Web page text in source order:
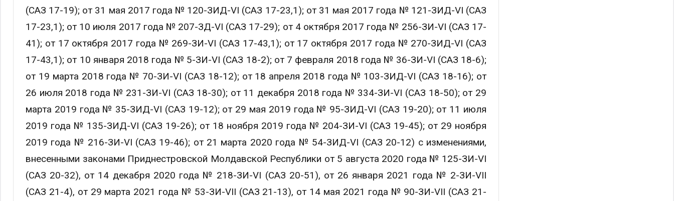
(САЗ 17-19); от 31 мая 2017 года № 120-ЗИД-VI (САЗ 17-23,1); от 31 мая 2017 года № 121-ЗИД-VI (САЗ
17-23,1); от 10 июля 2017 года № 207-ЗД-VI (САЗ 17-29); от 4 октября 2017 года № 256-ЗИ-VI (САЗ 17-
41); от 17 октября 2017 года № 269-ЗИ-VI (САЗ 17-43,1); от 17 октября 2017 года № 270-ЗИД-VI (САЗ
17-43,1); от 10 января 2018 года № 5-ЗИ-VI (САЗ 18-2); от 7 февраля 2018 года № 36-ЗИ-VI (САЗ 18-6);
от 19 марта 2018 года № 70-ЗИ-VI (САЗ 18-12); от 18 апреля 2018 года № 103-ЗИД-VI (САЗ 18-16); от
26 июля 2018 года № 231-ЗИ-VI (САЗ 18-30); от 11 декабря 2018 года № 334-ЗИ-VI (САЗ 18-50); от 29
марта 2019 года № 35-ЗИД-VI (САЗ 19-12); от 29 мая 2019 года № 95-ЗИД-VI (САЗ 19-20); от 11 июля
2019 года № 135-ЗИД-VI (САЗ 19-26); от 18 ноября 2019 года № 204-ЗИ-VI (САЗ 19-45); от 29 ноября
2019 года № 216-ЗИ-VI (САЗ 19-46); от 21 марта 2020 года № 54-ЗИД-VI (САЗ 20-12) с изменениями,
внесенными законами Приднестровской Молдавской Республики от 5 августа 2020 года № 125-ЗИ-VI
(САЗ 20-32), от 14 декабря 2020 года № 218-ЗИ-VI (САЗ 20-51), от 26 января 2021 года № 2-ЗИ-VII
(САЗ 21-4), от 29 марта 2021 года № 53-ЗИ-VII (САЗ 21-13), от 14 мая 2021 года № 90-ЗИ-VII (САЗ 21-